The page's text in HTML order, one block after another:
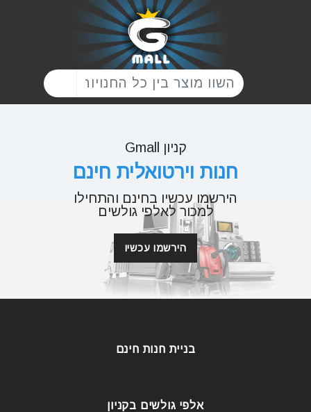
קניון Gmall
חנות וירטואלית חינם
הירשמו עכשיו בחינם והתחילו
למכור לאלפי גולשים
הירשמו עכשיו
בניית חנות חינם
אלפי גולשים בקניון